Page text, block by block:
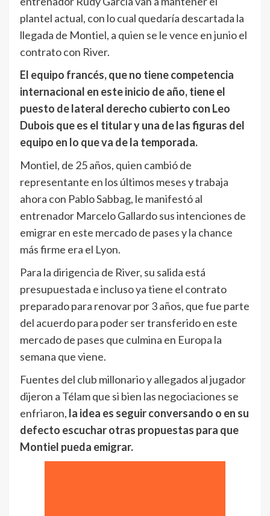
plantel actual, con lo cual quedaría descartada la
llegada de Montiel, a quien se le vence en junio el
contrato con River.
El equipo francés, que no tiene competencia
internacional en este inicio de año, tiene el
puesto de lateral derecho cubierto con Leo
Dubois que es el titular y una de las figuras del
equipo en lo que va de la temporada.
Montiel, de 25 años, quien cambió de
representante en los últimos meses y trabaja
ahora con Pablo Sabbag, le manifestó al
entrenador Marcelo Gallardo sus intenciones de
emigrar en este mercado de pases y la chance
más firme era el Lyon.
Para la dirigencia de River, su salida está
presupuestada e incluso ya tiene el contrato
preparado para renovar por 3 años, que fue parte
del acuerdo para poder ser transferido en este
mercado de pases que culmina en Europa la
semana que viene.
Fuentes del club millonario y allegados al jugador
dijeron a Télam que si bien las negociaciones se
enfriaron, la idea es seguir conversando o en su
defecto escuchar otras propuestas para que
Montiel pueda emigrar.